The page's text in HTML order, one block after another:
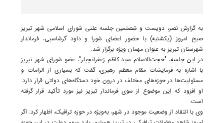
به گزارش نصر، دویست و شصتمین جلسه علنی شورای اسلامی شهر تبریز
صبح امروز (یکشنبه) با حضور اعضای شورا و داود گرشاسبی، فرماندار
شهرستان تبریز به عنوان مهمان ویژه برگزار شد.
در این جلسه، "حجت‌الاسلام سید کاظم زعفرانچیلر"، عضو شورای شهر تبریز
با اشاره به فرمایشات مقام معظم رهبری، گفت که بسیاری از الزامات و
مسئولیت‌ها در حوزه‌های مختلف در درون خود دستگاه‌های دولتی قرار دارد.
او افزود که این موضوع از سوی فرماندار تبریز نیز مورد تأکید قرار گرفته
است.
وی با انتقاد از وضعیت موجود در شهر، به‌ویژه در حوزه ترافیک، اظهار کرد: اگر